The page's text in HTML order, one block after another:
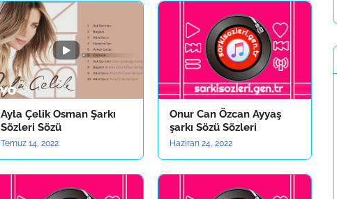
Ayla Çelik Osman Şarkı
Sözleri Sözü
Temuz 14, 2022
Onur Can Özcan Ayyaş
şarkı Sözü Sözleri
Haziran 24, 2022